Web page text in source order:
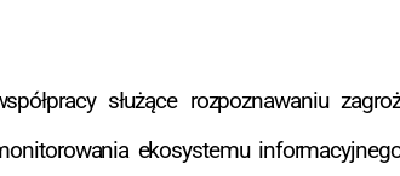
służące rozpoznawaniu
ekosystemu